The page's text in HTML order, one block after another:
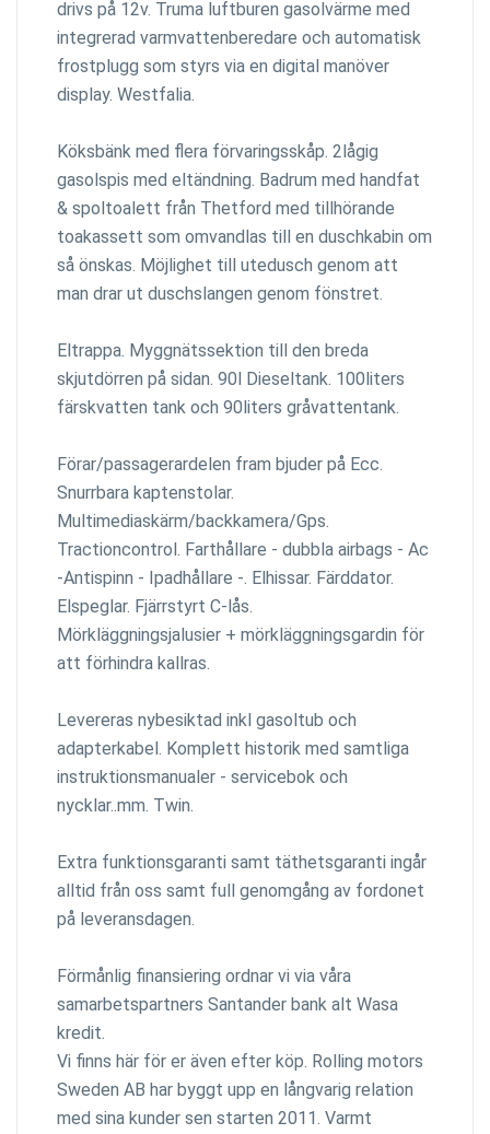
drivs på 12v. Truma luftburen gasolvärme med
integrerad varmvattenberedare och automatisk
frostplugg som styrs via en digital manöver
display. Westfalia.
Köksbänk med flera förvaringsskåp. 2lågig
gasolspis med eltändning. Badrum med handfat
& spoltoalett från Thetford med tillhörande
toakassett som omvandlas till en duschkabin om
så önskas. Möjlighet till utedusch genom att
man drar ut duschslangen genom fönstret.
Eltrappa. Myggnätssektion till den breda
skjutdörren på sidan. 90l Dieseltank. 100liters
färskvatten tank och 90liters gråvattentank.
Förar/passagerardelen fram bjuder på Ecc.
Snurrbara kaptenstolar.
Multimediaskärm/backkamera/Gps.
Tractioncontrol. Farthållare - dubbla airbags - Ac
-Antispinn - Ipadhållare -. Elhissar. Färddator.
Elspeglar. Fjärrstyrt C-lås.
Mörkläggningsjalusier + mörkläggningsgardin för
att förhindra kallras.
Levereras nybesiktad inkl gasoltub och
adapterkabel. Komplett historik med samtliga
instruktionsmanualer - servicebok och
nycklar..mm. Twin.
Extra funktionsgaranti samt täthetsgaranti ingår
alltid från oss samt full genomgång av fordonet
på leveransdagen.
Förmånlig finansiering ordnar vi via våra
samarbetspartners Santander bank alt Wasa
kredit.
Vi finns här för er även efter köp. Rolling motors
Sweden AB har byggt upp en långvarig relation
med sina kunder sen starten 2011. Varmt